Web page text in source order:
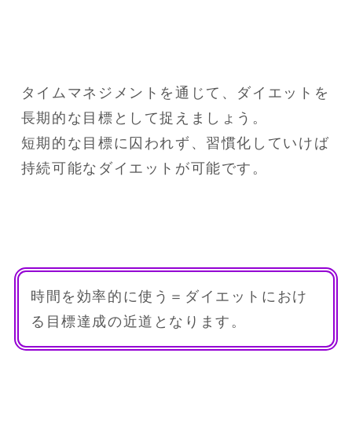
タイムマネジメントを通じて、ダイエットを
長期的な目標として捉えましょう。
短期的な目標に囚われず、習慣化していけば
持続可能なダイエットが可能です。
時間を効率的に使う＝ダイエットにおけ
る目標達成の近道となります。